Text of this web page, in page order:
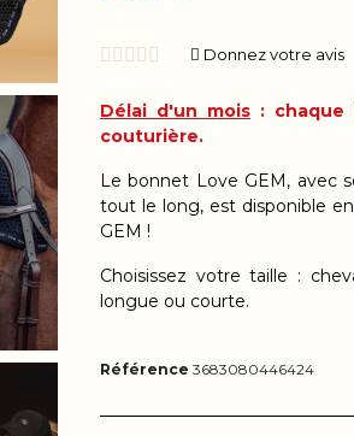
     Donnez votre avis
Délai d'un mois :
couturière.
Le bonnet Love GEM, avec
tout le long, est disponible
GEM !
Choisissez votre taille :
longue ou courte.
Référence 3683080446424